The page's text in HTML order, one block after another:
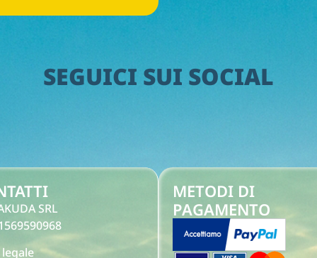
SEGUICI SUI SOCIAL
SRL
legale
METODI DI
PAGAMENTO